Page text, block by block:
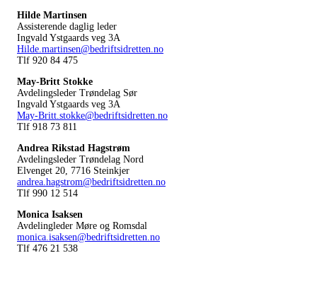
Hilde Martinsen
Assisterende daglig leder
Ingvald Ystgaards veg 3A
Hilde.martinsen@bedriftsidretten.no
Tlf 920 84 475
May-Britt Stokke
Avdelingsleder Trøndelag Sør
Ingvald Ystgaards veg 3A
May-Britt.stokke@bedriftsidretten.no
Tlf 918 73 811
Andrea Rikstad Hagstrøm
Avdelingsleder Trøndelag Nord
Elvenget 20, 7716 Steinkjer
andrea.hagstrom@bedriftsidretten.no
Tlf 990 12 514
Monica Isaksen
Avdelingleder Møre og Romsdal
monica.isaksen@bedriftsidretten.no
Tlf 476 21 538